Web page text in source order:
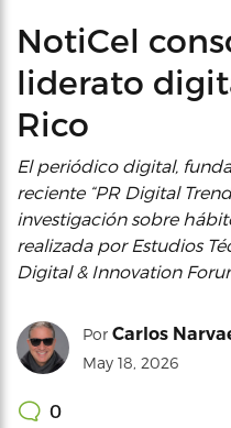
NotiCel
liderato
Rico
El periódico digital,
reciente “PR Digital
investigación sobre
realizada por Estudios
Digital & Innovation
Por Carlos
May 18, 2026
0